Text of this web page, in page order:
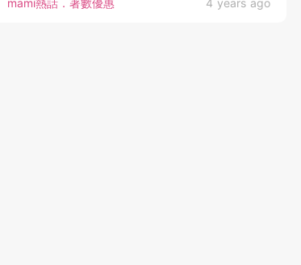
mami熱話．著數優惠 4 years ago